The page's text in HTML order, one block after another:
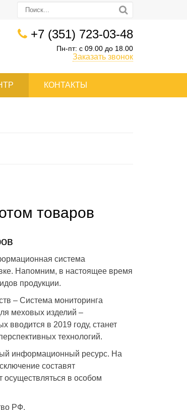
+7 (351) 723-03-48
Пн-пт: с 09.00 до 18.00
Заказать звонок
КОНТАКТЫ
18.07.2018
знают свое дело. Постоянно
бухгалтерскими
Если не ошибаюсь у вас
из самых низких цен в нашем городе
услуги.
товаров
система
Напомним, в настоящее время
продукции.
– Система мониторинга
меховых изделий –
вводится в 2019 году, станет
технологий.
информационный ресурс. На
составят
в особом
РФ.